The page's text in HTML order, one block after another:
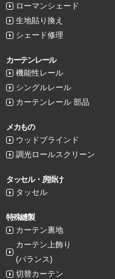
ローマンシェード
生地貼り換え
シェード修理
カーテンレール
機能性レール
シングルレール
カーテンレール 部品
メカもの
ウッドブラインド
調光ロールスクリーン
タッセル・房掛け
タッセル
特殊縫製
カーテン裏地
カーテン上飾り
(バランス)
切替カーテン